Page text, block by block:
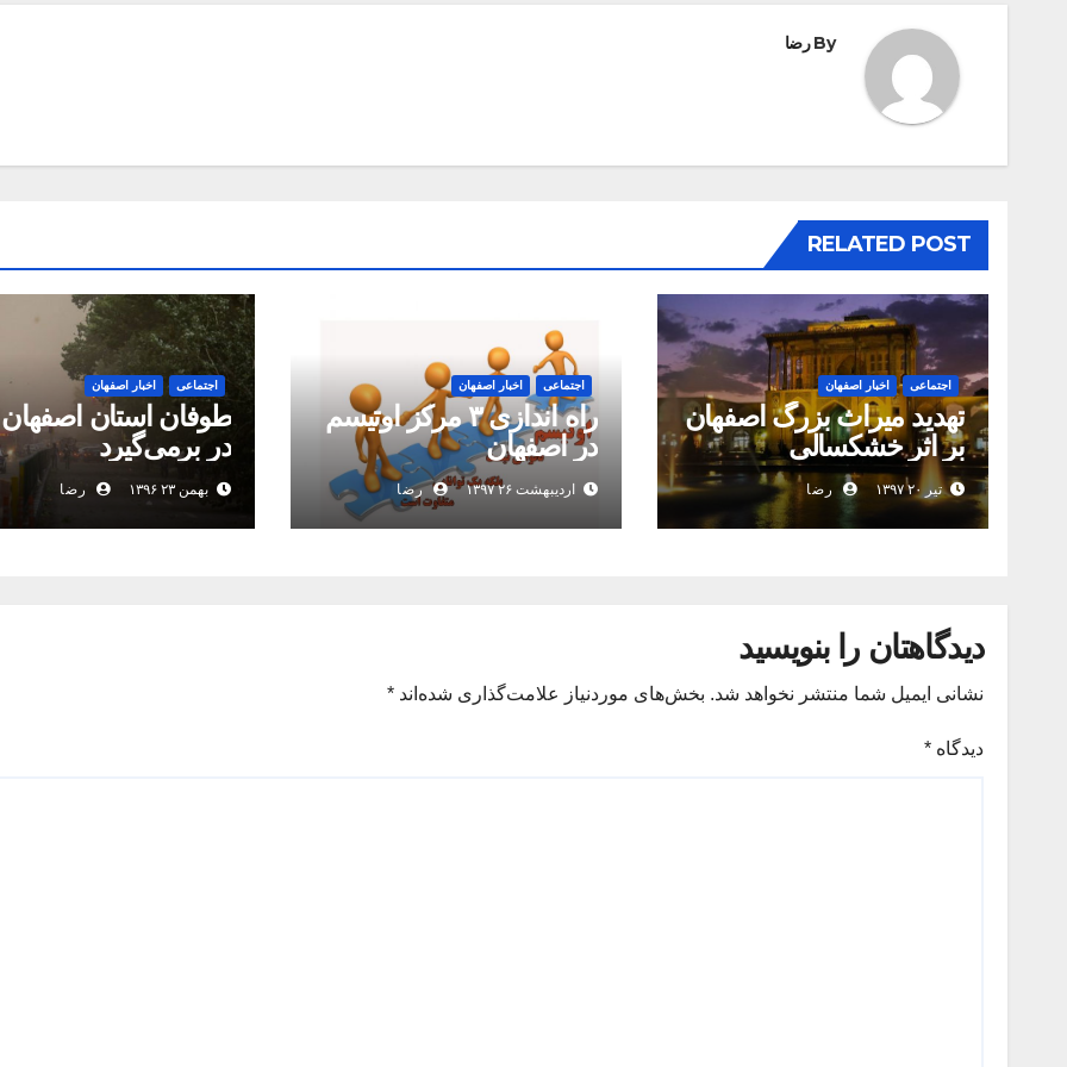
By رضا
RELATED POST
اجتماعی اخبار اصفهان
تهدید میراث بزرگ اصفهان
بر اثر خشکسالی
تیر ۲۰ ۱۳۹۷ رضا
اجتماعی اخبار اصفهان
راه اندازی ۳ مرکز اوتیسم
در اصفهان
اردیبهشت ۲۶ ۱۳۹۷ رضا
اجتماعی اخبار اصفهان
طوفان استان اصفهان
در برمی‌گیرد‌
بهمن ۲۳ ۱۳۹۶ رضا
دیدگاهتان را بنویسید
نشانی ایمیل شما منتشر نخواهد شد. بخش‌های موردنیاز علامت‌گذاری شده‌اند *
دیدگاه *